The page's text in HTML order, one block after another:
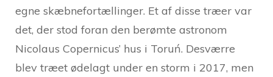
egne skæbnefortællinger. Et af disse træer var
det, der stod foran den berømte astronom
Nicolaus Copernicus’ hus i Toruń. Desværre
blev træet ødelagt under en storm i 2017, men